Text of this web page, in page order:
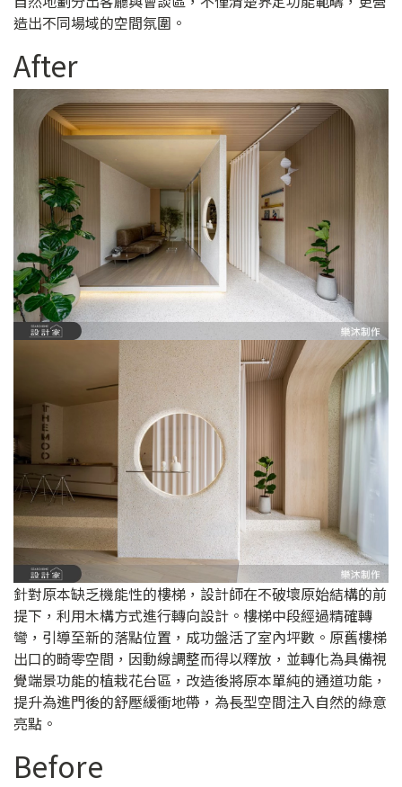
造出不同場域的空間氛圍。
After
針對原本缺乏機能性的樓梯，設計師在不破壞原始結構的前
提下，利用木構方式進行轉向設計。樓梯中段經過精確轉
彎，引導至新的落點位置，成功盤活了室內坪數。原舊樓梯
出口的畸零空間，因動線調整而得以釋放，並轉化為具備視
覺端景功能的植栽花台區，改造後將原本單純的通道功能，
提升為進門後的舒壓緩衝地帶，為長型空間注入自然的綠意
亮點。
Before